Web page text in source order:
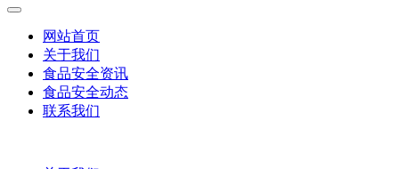
网站首页
关于我们
食品安全资讯
食品安全动态
联系我们